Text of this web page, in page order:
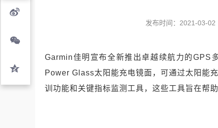
发布时间：2021-03-02
Garmin佳明宣布全新推出卓越续航力的GPS
Power Glass太阳能充电镜面，可通过太阳能
训功能和关键指标监测工具，这些工具旨在帮